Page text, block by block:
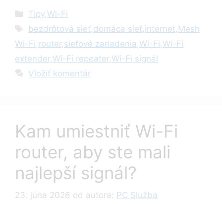
Kategórie
Tipy,Wi-Fi
Značky
bezdrôtová sieť,domáca sieť,internet, Mesh
Wi-Fi,router,sieťové zariadenia ,Wi-Fi,Wi-Fi
extender,Wi-Fi repeater,Wi-Fi signál
Vložiť komentár
Kam umiestniť Wi-Fi
router, aby ste mali
najlepší signál?
23. júna 2026 od autora: PC Služba